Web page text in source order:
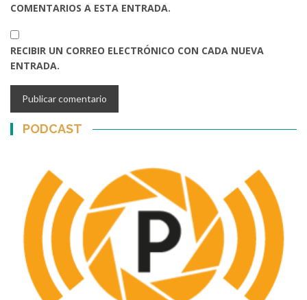
COMENTARIOS A ESTA ENTRADA.
RECIBIR UN CORREO ELECTRÓNICO CON CADA NUEVA
ENTRADA.
PODCAST